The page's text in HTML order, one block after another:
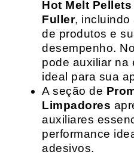
Hot Melt
Fuller, incluindo
de produtos e
desempenho.
pode auxiliar na
ideal para sua
A seção de
Limpadores
auxiliares
performance
adesivos.